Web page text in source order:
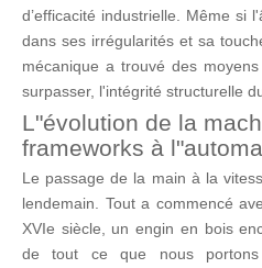
d’efficacité industrielle. Même si
dans ses irrégularités et sa
mécanique a trouvé des
surpasser, l'intégrité structurelle
L"évolution de la
frameworks à
Le passage de la main à la
lendemain. Tout a commencé
XVIe siècle, un engin en bois
de tout ce que nous portons